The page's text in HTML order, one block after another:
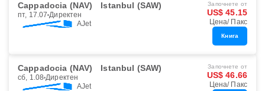
Cappadocia (NAV) Istanbul (SAW)
пт, 17.07 Директен
AJet
Започнете от
US$ 45.15
Цена/ Пакс
Книга
Cappadocia (NAV) Istanbul (SAW)
сб, 1.08 Директен
AJet
Започнете от
US$ 46.66
Цена/ Пакс